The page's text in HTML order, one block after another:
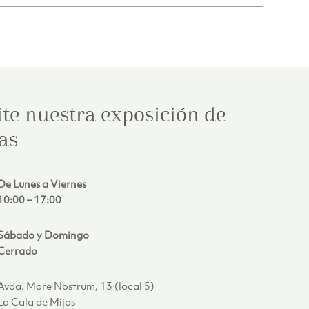
nuestra exposición de
Lunes a Viernes
– 17:00
y Domingo
Mare Nostrum, 13 (local 5)
Cala de Mijas